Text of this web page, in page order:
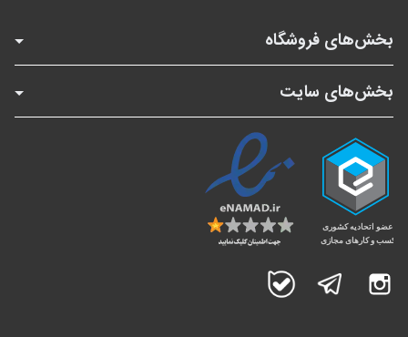
بخش‌های فروشگاه
بخش‌های سایت
اینستاگرام تلگرام